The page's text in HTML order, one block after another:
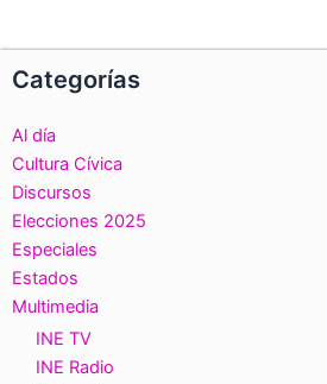
Categorías
Al día
Cultura Cívica
Discursos
Elecciones 2025
Especiales
Estados
Multimedia
INE TV
INE Radio